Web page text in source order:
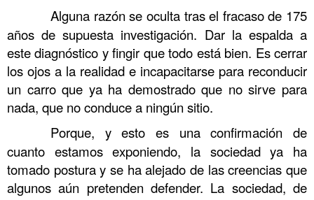
Alguna razón se oculta tras el fracaso de 175
años de supuesta investigación. Dar la espalda a
este diagnóstico y fingir que todo está bien. Es cerrar
los ojos a la realidad e incapacitarse para reconducir
un carro que ya ha demostrado que no sirve para
nada, que no conduce a ningún sitio.
Porque, y esto es una confirmación de
cuanto estamos exponiendo, la sociedad ya ha
tomado postura y se ha alejado de las creencias que
algunos aún pretenden defender. La sociedad, de